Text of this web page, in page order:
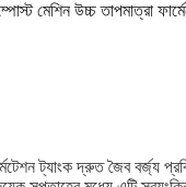
মেশিন উচ্চ তাপমাত্রা
ট্যাংক দ্রুত জৈব বর্জ্য